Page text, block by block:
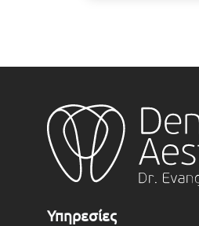
Υπηρεσίες